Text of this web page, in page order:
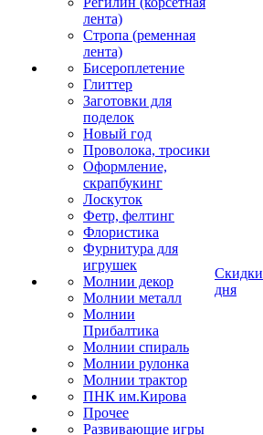
лента)
Стропа (ременная
лента)
Бисероплетение
Глиттер
Заготовки для
поделок
Новый год
Проволока, тросики
Оформление,
скрапбукинг
Лоскуток
Фетр, фелтинг
Флористика
Фурнитура для
игрушек
Молнии декор
Молнии металл
Молнии
Прибалтика
Молнии спираль
Молнии рулонка
Молнии трактор
ПНК им.Кирова
Прочее
Развивающие игры
Скидки
дня